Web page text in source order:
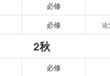
必修
必修 论
2秋
必修